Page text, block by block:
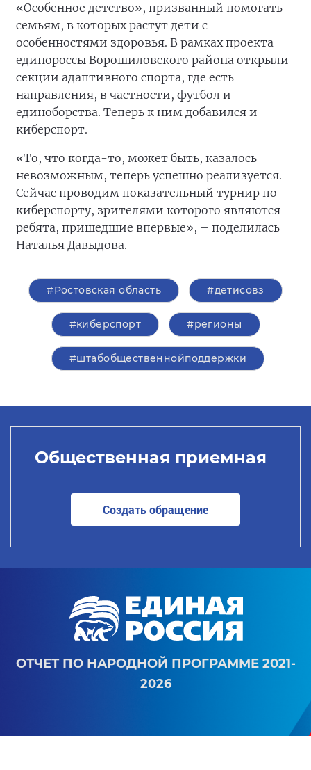
«Особенное детство», призванный помогать
семьям, в которых растут дети с
особенностями здоровья. В рамках проекта
единороссы Ворошиловского района открыли
секции адаптивного спорта, где есть
направления, в частности, футбол и
единоборства. Теперь к ним добавился и
киберспорт.
«То, что когда-то, может быть, казалось
невозможным, теперь успешно реализуется.
Сейчас проводим показательный турнир по
киберспорту, зрителями которого являются
ребята, пришедшие впервые», – поделилась
Наталья Давыдова.
#Ростовская область #детисовз
#киберспорт #регионы
#штабобщественнойподдержки
Общественная приемная
Создать обращение
ОТЧЕТ ПО НАРОДНОЙ ПРОГРАММЕ 2021-
2026